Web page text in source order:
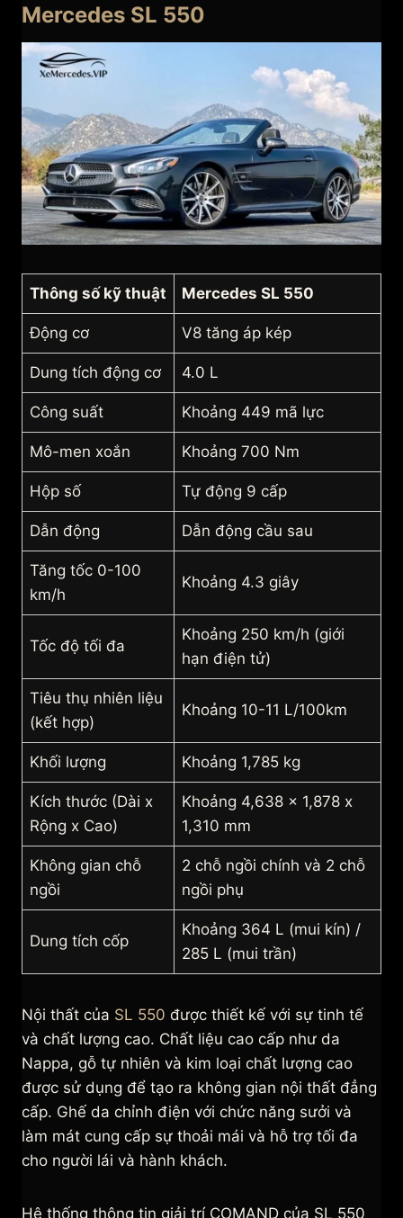
Mercedes SL 550
Thông số kỹ thuật Mercedes SL 550
Động cơ V8 tăng áp kép
Dung tích động cơ 4.0 L
Công suất Khoảng 449 mã lực
Mô-men xoắn Khoảng 700 Nm
Hộp số Tự động 9 cấp
Dẫn động Dẫn động cầu sau
Tăng tốc 0-100
km/h
Khoảng 4.3 giây
Tốc độ tối đa
Khoảng 250 km/h (giới
hạn điện tử)
Tiêu thụ nhiên liệu
(kết hợp)
Khoảng 10-11 L/100km
Khối lượng Khoảng 1,785 kg
Kích thước (Dài x
Rộng x Cao)
Khoảng 4,638 x 1,878 x
1,310 mm
Không gian chỗ
ngồi
2 chỗ ngồi chính và 2 chỗ
ngồi phụ
Dung tích cốp
Khoảng 364 L (mui kín) /
285 L (mui trần)
Nội thất của SL 550 được thiết kế với sự tinh tế
và chất lượng cao. Chất liệu cao cấp như da
Nappa, gỗ tự nhiên và kim loại chất lượng cao
được sử dụng để tạo ra không gian nội thất đẳng
cấp. Ghế da chỉnh điện với chức năng sưởi và
làm mát cung cấp sự thoải mái và hỗ trợ tối đa
cho người lái và hành khách.
Hệ thống thông tin giải trí COMAND của SL 550